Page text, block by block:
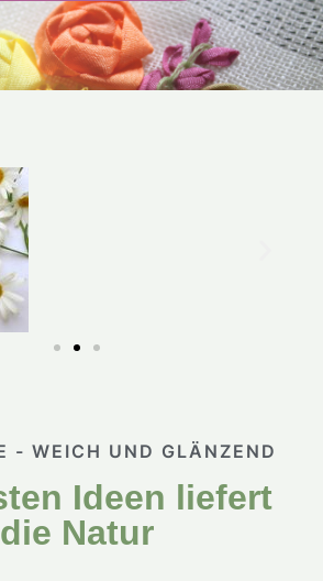
- WEICH UND GLÄNZEND
Ideen liefert
die Natur